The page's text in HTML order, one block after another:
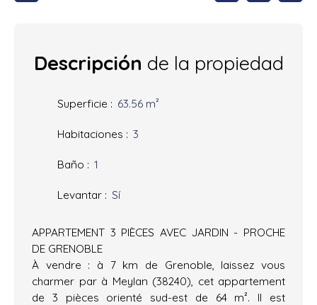
Descripción de la propiedad
Superficie : 63.56 m²
Habitaciones : 3
Baño : 1
Levantar : Sí
APPARTEMENT 3 PIÈCES AVEC JARDIN - PROCHE
DE GRENOBLE
À vendre : à 7 km de Grenoble, laissez vous
charmer par à Meylan (38240), cet appartement
de 3 pièces orienté sud-est de 64 m². Il est